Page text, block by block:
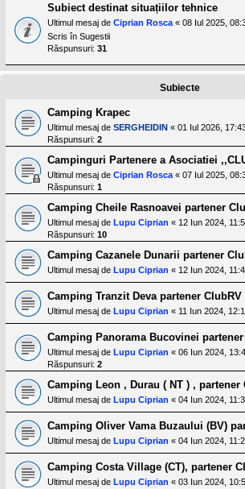
o
e
o
t
e
s
i
a
u
t
o
r
u
l
o
t
e
d
i
n
R
m
a
n
i
a
Subiect destinat situațiilor tehnice
Ultimul mesaj de Ciprian Rosca « 08 Iul 2025,
Scris în Sugestii
Răspunsuri: 31
Subiecte
Camping Krapec
Ultimul mesaj de SERGHEIDIN « 01 Iul 2026,
Răspunsuri: 2
Campinguri Partenere a Asociatiei
Ultimul mesaj de Ciprian Rosca « 07 Iul 2025,
Răspunsuri: 1
Camping Cheile Rasnoavei partener
Ultimul mesaj de Lupu Ciprian « 12 Iun 2024,
Răspunsuri: 10
Camping Cazanele Dunarii partener
Ultimul mesaj de Lupu Ciprian « 12 Iun 2024,
Camping Tranzit Deva partener ClubRV
Ultimul mesaj de Lupu Ciprian « 11 Iun 2024,
Camping Panorama Bucovinei partener
Ultimul mesaj de Lupu Ciprian « 06 Iun 2024,
Răspunsuri: 2
Camping Leon , Durau ( NT ) , partener
Ultimul mesaj de Lupu Ciprian « 04 Iun 2024,
Camping Oliver Vama Buzaului (BV)
Ultimul mesaj de Lupu Ciprian « 04 Iun 2024,
Camping Costa Village (CT), partener
Ultimul mesaj de Lupu Ciprian « 03 Iun 2024,